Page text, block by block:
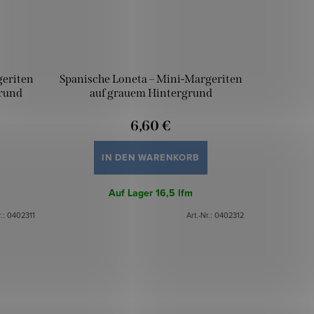
0402311
Spanische Loneta – Mini-Margeriten
auf grauem Hintergrund
6,60 €
IN DEN WARENKORB
Auf Lager 16,5 lfm
Art.-Nr.: 0402312